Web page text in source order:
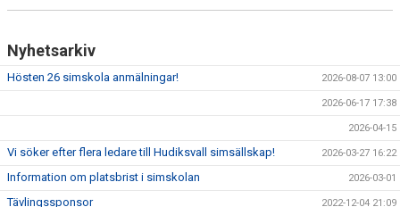
Nyhetsarkiv
Hösten 26 simskola anmälningar! 2026-08-07 13:00
2026-06-17 17:38
2026-04-15
Vi söker efter flera ledare till Hudiksvall simsällskap! 2026-03-27 16:22
Information om platsbrist i simskolan 2026-03-01
Tävlingssponsor 2022-12-04 21:09